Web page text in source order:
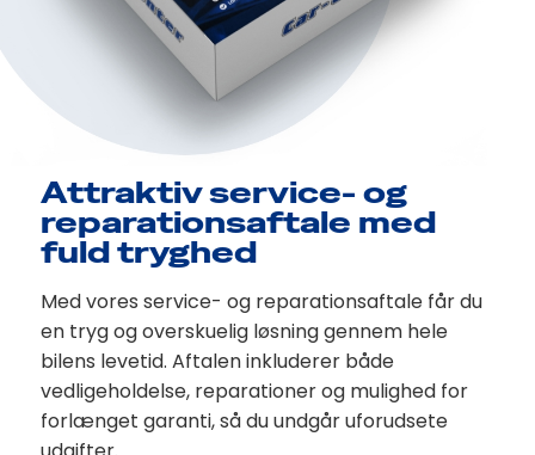
Attraktiv service- og
reparationsaftale med
fuld tryghed
Med vores service- og reparationsaftale får du
en tryg og overskuelig løsning gennem hele
bilens levetid. Aftalen inkluderer både
vedligeholdelse, reparationer og mulighed for
forlænget garanti, så du undgår uforudsete